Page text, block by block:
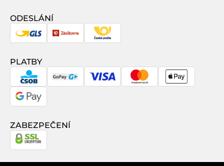
smlouvy
ODESLÁNÍ
GLS ZásilkovnaČeská
PLATBY
CSOB GoPay Visa MasterCardApple
Google
ZABEZPEČENÍ